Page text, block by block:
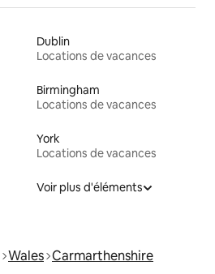
Dublin
Locations de vacances
Birmingham
Locations de vacances
York
Locations de vacances
Voir plus d'éléments
Wales Carmarthenshire